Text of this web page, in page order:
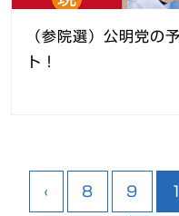
（参院選）公明党の
ト！
‹ 8 9